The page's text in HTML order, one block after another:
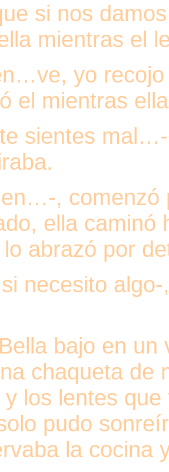
si nos
mientras el
yo recojo
el mientras
sientes
, comenzó
ella caminó
abrazó por
necesito
bajo en
chaqueta de
y los lentes
pudo
la cocina